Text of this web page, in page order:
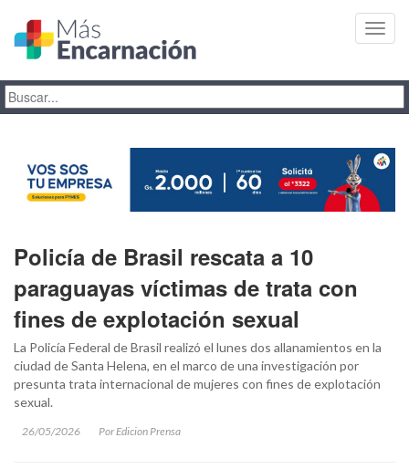
Policía de Brasil rescata a 10
paraguayas víctimas de trata con
fines de explotación sexual
La Policía Federal de Brasil realizó el lunes dos allanamientos en la
ciudad de Santa Helena, en el marco de una investigación por
presunta trata internacional de mujeres con fines de explotación
sexual.
26/05/2026 Por Edicion Prensa